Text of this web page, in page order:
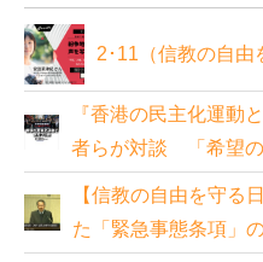
2･11（信教の自由
『香港の民主化運動
者らが対談 「希望の
【信教の自由を守
た「緊急事態条項」